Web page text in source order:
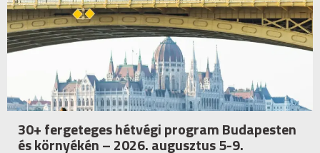
30+ fergeteges hétvégi program Budapesten
és környékén – 2026. augusztus 5-9.